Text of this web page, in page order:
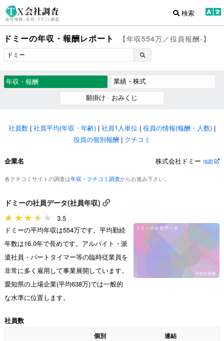
検索
ドミーの年収・報酬レポート 【年収554万／役員報酬-】
年収・報酬
業績・株式
願掛け · おみくじ
社員数 | 社員平均(年収・年齢) | 社員1人単位 | 役員の情報(報酬・人数) |
役員の個別報酬 | クチコミ
企業名 株式会社ドミー 地図
各クチコミサイトの調査は年収・クチコミ調査からお進み下さい。
ドミーの社員データ(社員年収)
3.5
ドミーの平均年収は554万です。平均勤続
年数は16.0年で長めです。アルバイト・派
遣社員・パートタイマー等の臨時従業員を
非常に多く雇用して事業展開しています。
愛知県の上場企業(平均638万)では一般的
な水準に位置します。
社員数
個別
連結